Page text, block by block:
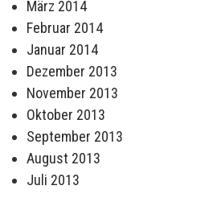
März 2014
Februar 2014
Januar 2014
Dezember 2013
November 2013
Oktober 2013
September 2013
August 2013
Juli 2013